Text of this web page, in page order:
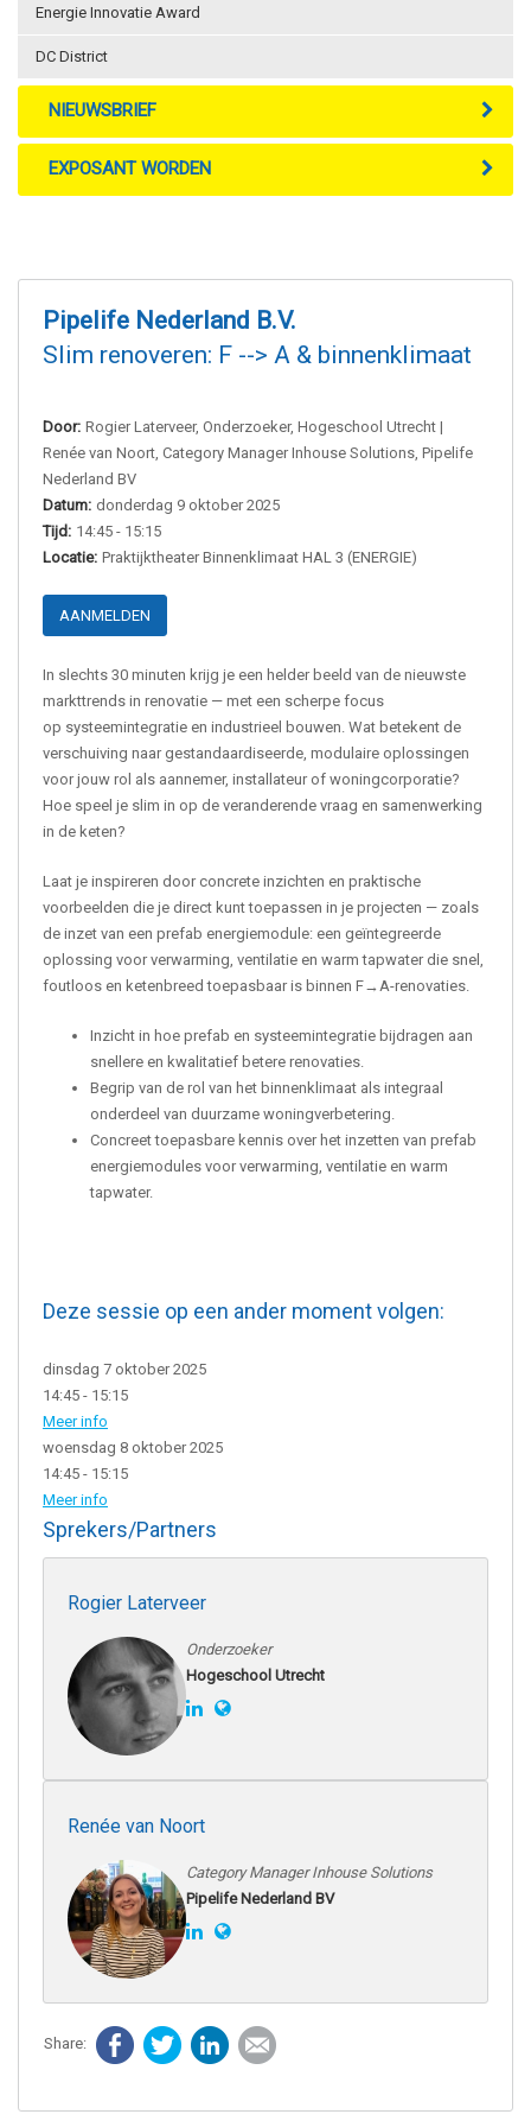
Energie Innovatie Award
DC District
NIEUWSBRIEF
EXPOSANT WORDEN
Pipelife Nederland B.V.
Slim renoveren: F --> A & binnenklimaat
Door: Rogier Laterveer, Onderzoeker, Hogeschool Utrecht |
Renée van Noort, Category Manager Inhouse Solutions, Pipelife
Nederland BV
Datum: donderdag 9 oktober 2025
Tijd: 14:45 - 15:15
Locatie: Praktijktheater Binnenklimaat HAL 3 (ENERGIE)
AANMELDEN
In slechts 30 minuten krijg je een helder beeld van de nieuwste
markttrends in renovatie — met een scherpe focus
op systeemintegratie en industrieel bouwen. Wat betekent de
verschuiving naar gestandaardiseerde, modulaire oplossingen
voor jouw rol als aannemer, installateur of woningcorporatie?
Hoe speel je slim in op de veranderende vraag en samenwerking
in de keten?
Laat je inspireren door concrete inzichten en praktische
voorbeelden die je direct kunt toepassen in je projecten — zoals
de inzet van een prefab energiemodule: een geïntegreerde
oplossing voor verwarming, ventilatie en warm tapwater die snel,
foutloos en ketenbreed toepasbaar is binnen F→A-renovaties.
Inzicht in hoe prefab en systeemintegratie bijdragen aan
snellere en kwalitatief betere renovaties.
Begrip van de rol van het binnenklimaat als integraal
onderdeel van duurzame woningverbetering.
Concreet toepasbare kennis over het inzetten van prefab
energiemodules voor verwarming, ventilatie en warm
tapwater.
Deze sessie op een ander moment volgen:
dinsdag 7 oktober 2025
14:45 - 15:15
Meer info
woensdag 8 oktober 2025
14:45 - 15:15
Meer info
Sprekers/Partners
Rogier Laterveer
Onderzoeker
Hogeschool Utrecht
Renée van Noort
Category Manager Inhouse Solutions
Pipelife Nederland BV
FacebookTwitter LinkedIn